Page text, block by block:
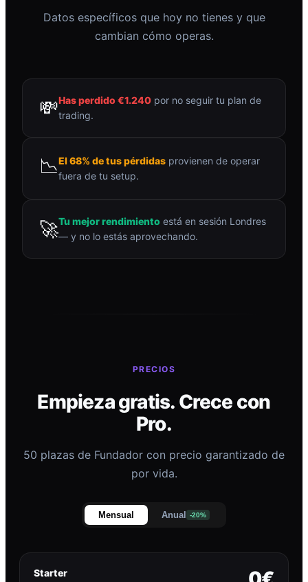
Datos específicos que hoy no tienes y que
cambian cómo operas.
💸Has perdido €1.240 por no seguir tu plan de
trading.
📉El 68% de tus pérdidas provienen de operar
fuera de tu setup.
🚀Tu mejor rendimiento está en sesión Londres
— y no lo estás aprovechando.
PRECIOS
Empieza gratis. Crece con
Pro.
50 plazas de Fundador con precio garantizado de
por vida.
Mensual Anual -20%
Starter